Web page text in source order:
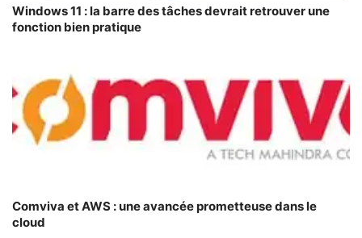
Windows 11 : la barre des tâches devrait retrouver une
fonction bien pratique
Comviva et AWS : une avancée prometteuse dans le
cloud